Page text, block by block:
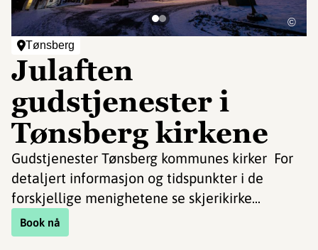
Tønsberg
Julaften
gudstjenester i
Tønsberg kirkene
Gudstjenester Tønsberg kommunes kirker For
detaljert informasjon og tidspunkter i de
forskjellige menighetene se skjerikirke...
Book nå
©